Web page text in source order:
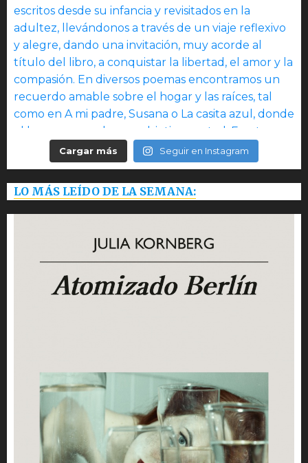
Cargar más Seguir en Instagram
LO MÁS LEÍDO DE LA SEMANA: